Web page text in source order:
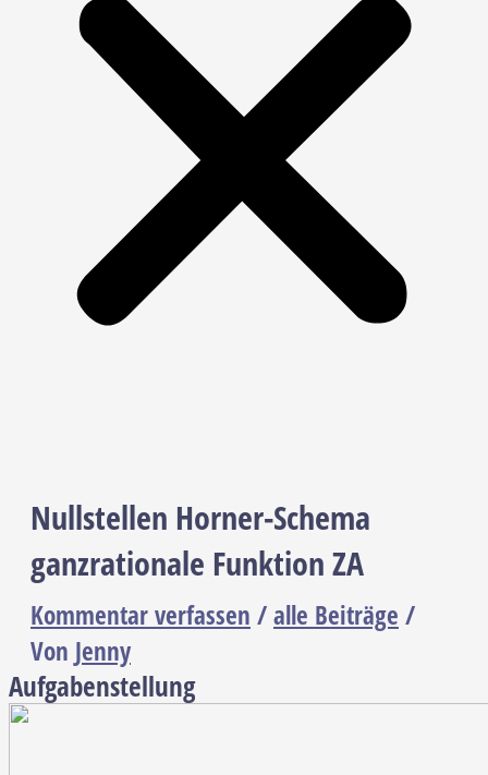
Nullstellen Horner-Schema
ganzrationale Funktion ZA
Kommentar verfassen /alle Beiträge /
Von Jenny
Aufgabenstellung